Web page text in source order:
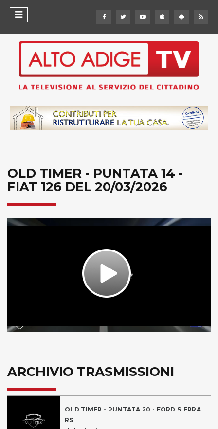
OLD TIMER - PUNTATA 14 -
FIAT 126 DEL 20/03/2026
Play
ARCHIVIO TRASMISSIONI
OLD TIMER - PUNTATA 20 - FORD SIERRA
RS